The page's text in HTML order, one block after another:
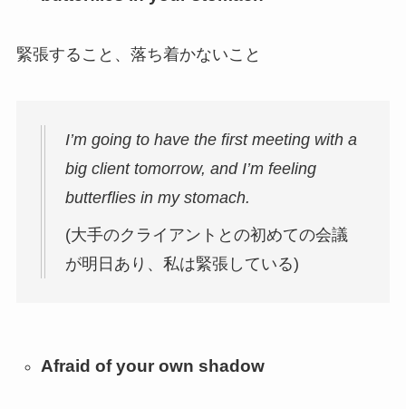
緊張すること、落ち着かないこと
I’m going to have the first meeting with a
big client tomorrow, and I’m feeling
butterflies in my stomach.
(大手のクライアントとの初めての会議
が明日あり、私は緊張している)
Afraid of your own shadow